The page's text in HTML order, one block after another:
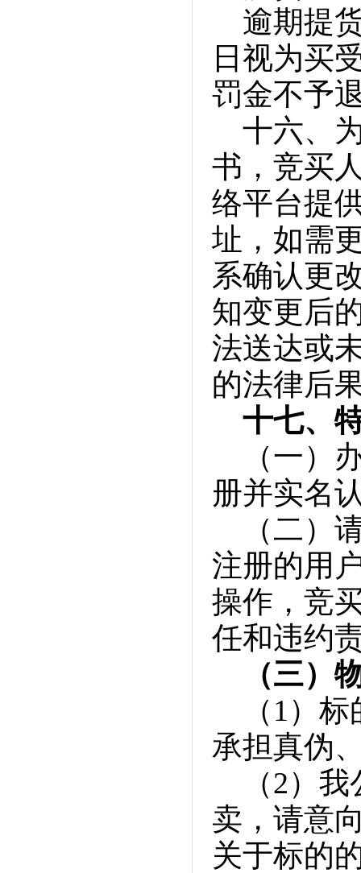
逾期提
日视为买
罚金不予
十六、
书，竞买
络平台提
址，如需
系确认更
知变更后
法送达或
的法律后
十七、
（一）
册并实名
（二）
注册的用
操作，竞
任和违约
（三）
（1）
承担真伪
（2）
卖，请意
关于标的